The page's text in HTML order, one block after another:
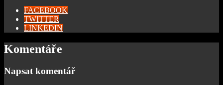
FACEBOOK
TWITTER
LINKEDIN
Komentáře
Napsat komentář